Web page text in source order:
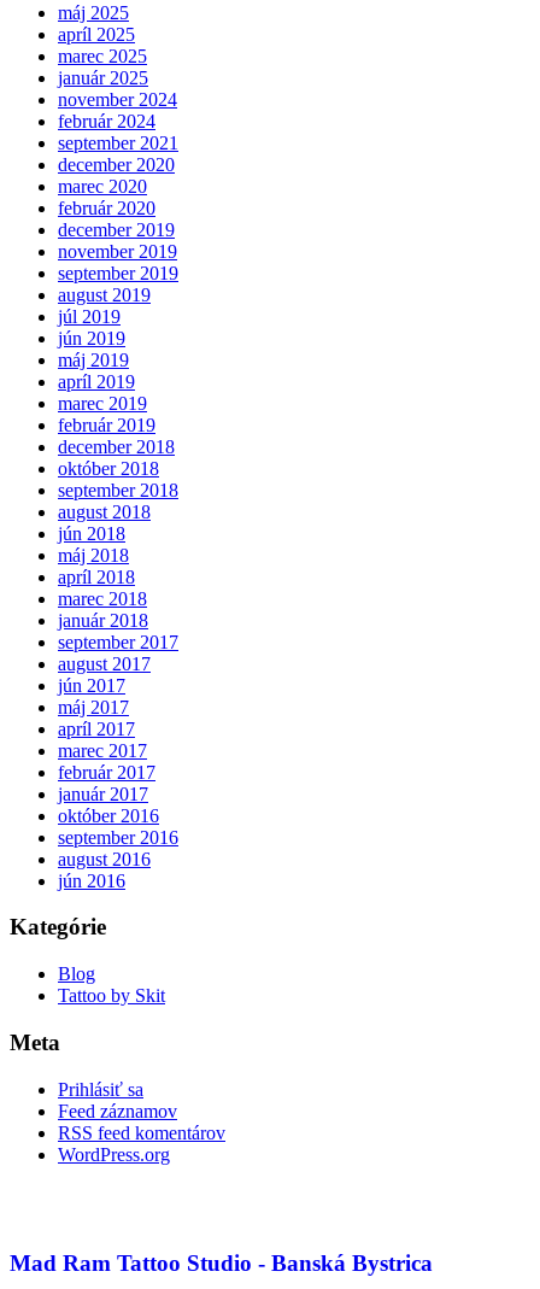
máj 2025
apríl 2025
marec 2025
január 2025
november 2024
február 2024
september 2021
december 2020
marec 2020
február 2020
december 2019
november 2019
september 2019
august 2019
júl 2019
jún 2019
máj 2019
apríl 2019
marec 2019
február 2019
december 2018
október 2018
september 2018
august 2018
jún 2018
máj 2018
apríl 2018
marec 2018
január 2018
september 2017
august 2017
jún 2017
máj 2017
apríl 2017
marec 2017
február 2017
január 2017
október 2016
september 2016
august 2016
jún 2016
Kategórie
Blog
Tattoo by Skit
Meta
Prihlásiť sa
Feed záznamov
RSS feed komentárov
WordPress.org
Mad Ram Tattoo Studio - Banská Bystrica